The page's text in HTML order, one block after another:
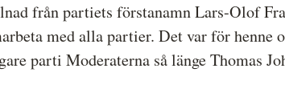
från partiets förstanamn Lars-Olof
med alla partier. Det var för henne
parti Moderaterna så länge Thomas